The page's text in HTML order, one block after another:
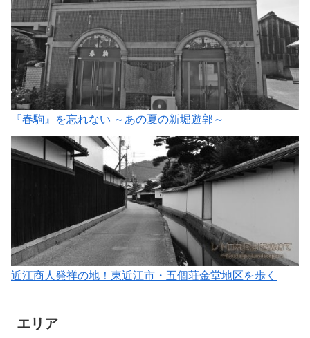
『春駒』を忘れない ～あの夏の新堀遊郭～
近江商人発祥の地！東近江市・五個荘金堂地区を歩く
エリア